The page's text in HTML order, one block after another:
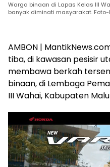
Warga binaan di Lapas Kelas III
banyak diminati masyarakat. Foto-
AMBON |
tiba, di kawasan pesisir
membawa berkah
binaan, di Lembaga
III Wahai, Kabupaten